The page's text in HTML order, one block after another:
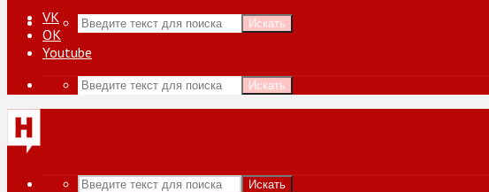
Искать
VK
ОК
Youtube
Искать
Искать